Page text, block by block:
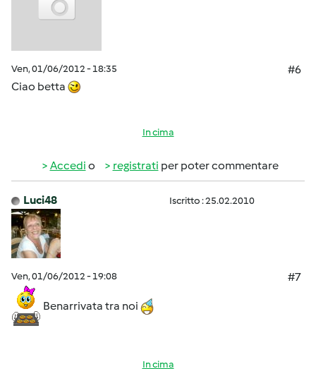
Ven, 01/06/2012 - 18:35
#6
Ciao betta
In cima
Accedi o registrati per poter commentare
Luci48 Iscritto : 25.02.2010
Ven, 01/06/2012 - 19:08 #7
Benarrivata tra noi
In cima